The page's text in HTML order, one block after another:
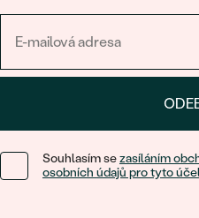
Souhlasím sezasíláním
osobních údajů pro tyto